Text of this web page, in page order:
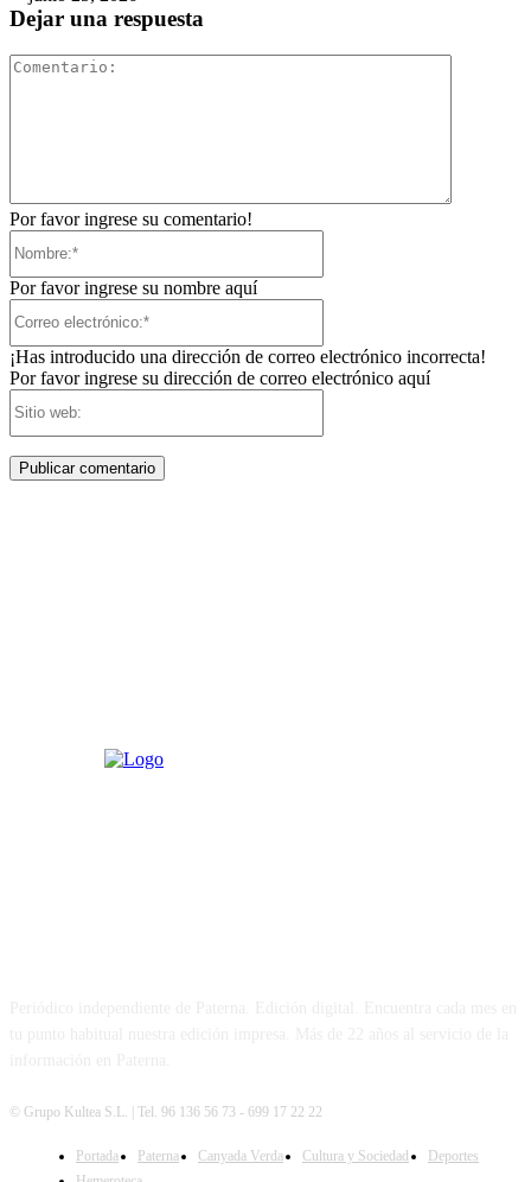
Dejar una respuesta
Por favor ingrese su comentario!
Por favor ingrese su nombre aquí
¡Has introducido una dirección de correo electrónico incorrecta!
Por favor ingrese su dirección de correo electrónico aquí
SÍGUENOS
© Grupo Kultea S.L. | Tel. 96 136 56 73 - 699 17 22 22
Portada Paterna Canyada Verda Cultura y Sociedad
Deportes